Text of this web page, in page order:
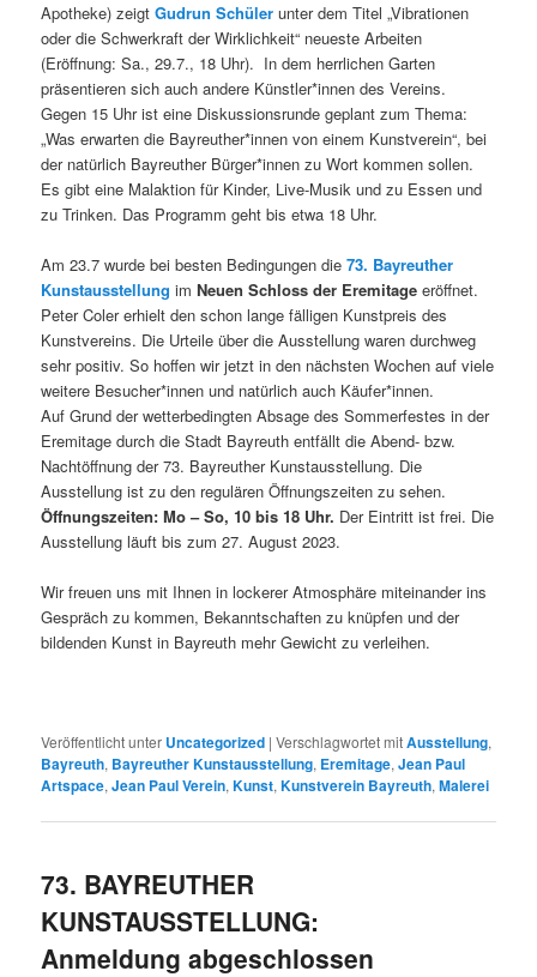
Apotheke) zeigtGudrun Schüler unter dem Titel „Vibrationen
oder die Schwerkraft der Wirklichkeit“ neueste Arbeiten
(Eröffnung: Sa., 29.7., 18 Uhr). In dem herrlichen Garten
präsentieren sich auch andere Künstler*innen des Vereins.
Gegen 15 Uhr ist eine Diskussionsrunde geplant zum Thema:
„Was erwarten die Bayreuther*innen von einem Kunstverein“, bei
der natürlich Bayreuther Bürger*innen zu Wort kommen sollen.
Es gibt eine Malaktion für Kinder, Live-Musik und zu Essen und
zu Trinken. Das Programm geht bis etwa 18 Uhr.
Am 23.7 wurde bei besten Bedingungen die73. Bayreuther
Kunstausstellung imNeuen Schloss der Eremitage eröffnet.
Peter Coler erhielt den schon lange fälligen Kunstpreis des
Kunstvereins. Die Urteile über die Ausstellung waren durchweg
sehr positiv. So hoffen wir jetzt in den nächsten Wochen auf viele
weitere Besucher*innen und natürlich auch Käufer*innen.
Auf Grund der wetterbedingten Absage des Sommerfestes in der
Eremitage durch die Stadt Bayreuth entfällt die Abend- bzw.
Nachtöffnung der 73. Bayreuther Kunstausstellung. Die
Ausstellung ist zu den regulären Öffnungszeiten zu sehen.
Öffnungszeiten: Mo – So, 10 bis 18 Uhr. Der Eintritt ist frei. Die
Ausstellung läuft bis zum 27. August 2023.
Wir freuen uns mit Ihnen in lockerer Atmosphäre miteinander ins
Gespräch zu kommen, Bekanntschaften zu knüpfen und der
bildenden Kunst in Bayreuth mehr Gewicht zu verleihen.
Veröffentlicht unter Uncategorized |Verschlagwortet mitAusstellung,
Bayreuth, Bayreuther Kunstausstellung, Eremitage,Jean Paul
Artspace,Jean Paul Verein,Kunst,Kunstverein Bayreuth,Malerei
73. BAYREUTHER
KUNSTAUSSTELLUNG:
Anmeldung abgeschlossen